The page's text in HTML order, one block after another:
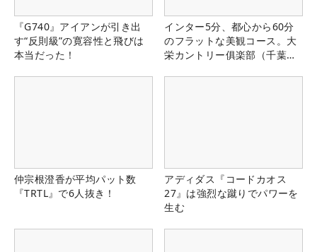
『G740』アイアンが引き出
す“反則級”の寛容性と飛びは
本当だった！
インター5分、都心から60分
のフラットな美観コース。大
栄カントリー俱楽部（千葉
仲宗根澄香が平均パット数
『TRTL』で6人抜き！
アディダス『コードカオス
27』は強烈な蹴りでパワーを
生む